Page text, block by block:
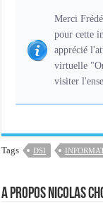
Merci
pour cette
apprécié
virtuelle
visiter
Tags DSI
A propos Nicolas